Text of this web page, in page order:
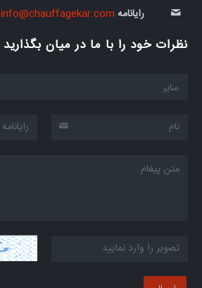
رایانامه info@chauffagekar.com
نظرات خود را با ما در میان بگذارید